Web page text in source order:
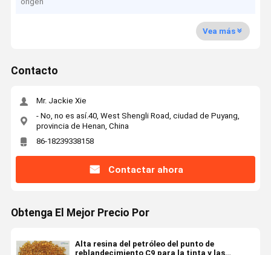
Vea más
Contacto
Mr. Jackie Xie
- No, no es así.40, West Shengli Road, ciudad de Puyang,
provincia de Henan, China
86-18239338158
Contactar ahora
Obtenga El Mejor Precio Por
Alta resina del petróleo del punto de
reblandecimiento C9 para la tinta y las